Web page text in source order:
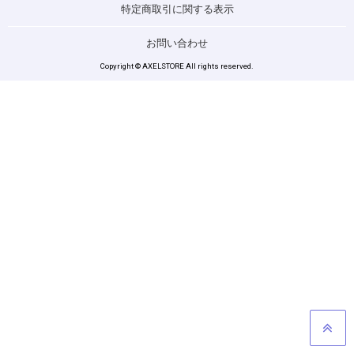
特定商取引に関する表示
お問い合わせ
Copyright © AXELSTORE All rights reserved.